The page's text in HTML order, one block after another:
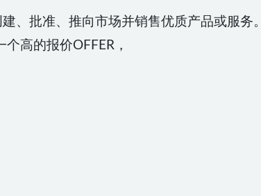
、批准、推向市场并销售优质产品或服务。
高的报价OFFER，